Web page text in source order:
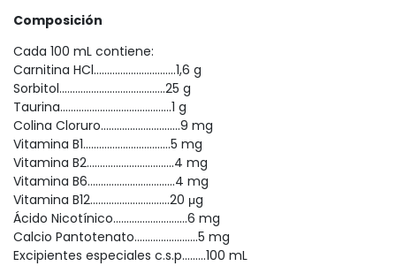
Composición
Cada 100 mL contiene:
Carnitina HCl...............................1,6 g
Sorbitol........................................25 g
Taurina..........................................1 g
Colina Cloruro..............................9 mg
Vitamina B1.................................5 mg
Vitamina B2.................................4 mg
Vitamina B6.................................4 mg
Vitamina B12..............................20 μg
Ácido Nicotínico............................6 mg
Calcio Pantotenato........................5 mg
Excipientes especiales c.s.p.........100 mL